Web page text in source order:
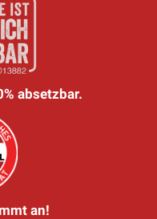
absetzbar.
an!